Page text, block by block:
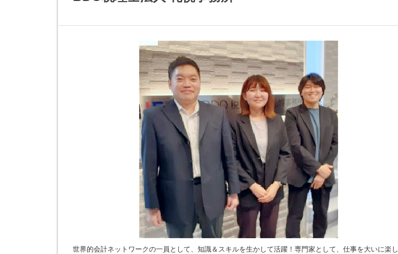
世界的会計ネットワークの一員として、知識＆スキルを生かして活躍！専門家として、仕事を大いに楽し